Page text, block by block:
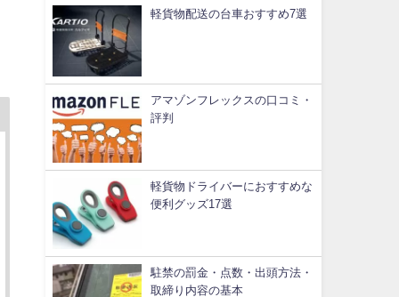
軽貨物配送の台車おすすめ7選
アマゾンフレックスの口コミ・
評判
軽貨物ドライバーにおすすめな
便利グッズ17選
駐禁の罰金・点数・出頭方法・
取締り内容の基本